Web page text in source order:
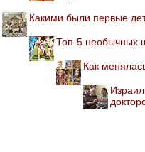
Какими были первые
Топ-5 необычных
Как